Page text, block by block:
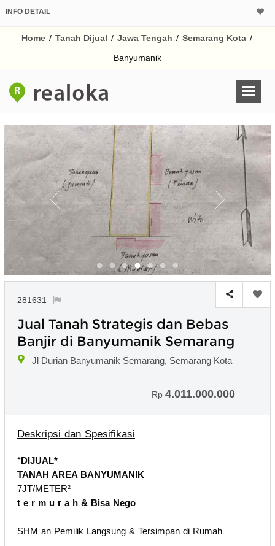
INFO DETAIL
Home / Tanah Dijual / Jawa Tengah / Semarang Kota /
Banyumanik
281631
Jual Tanah Strategis dan Bebas
Banjir di Banyumanik Semarang
Jl Durian Banyumanik Semarang, Semarang Kota
Rp 4.011.000.000
Deskripsi dan Spesifikasi
*DIJUAL*
TANAH AREA BANYUMANIK
7JT/METER²
t e r m u r a h & Bisa Nego
SHM an Pemilik Langsung & Tersimpan di Rumah
% /th
Untuk hasil simulasi
pada kotak-
Simpan